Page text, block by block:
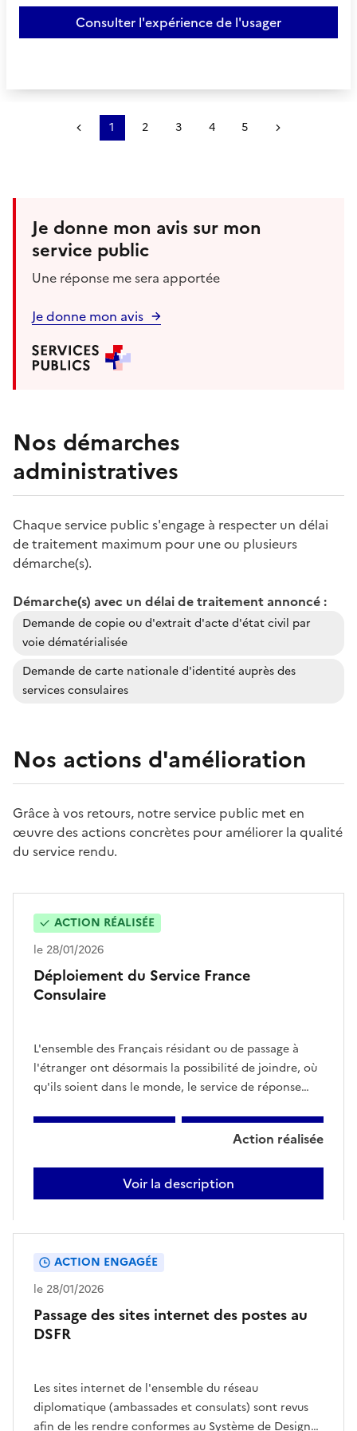
Consulter l'expérience de l'usager
Précédent
1 2 3 4 5
Je donne mon avis sur mon
service public
Une réponse me sera apportée
Je donne mon avis
Nos démarches
administratives
Chaque service public s'engage à respecter un délai
de traitement maximum pour une ou plusieurs
démarche(s).
Démarche(s) avec un délai de traitement annoncé :
Demande de copie ou d'extrait d'acte d'état civil par
voie dématérialisée
Demande de carte nationale d'identité auprès des
services consulaires
Nos actions d'amélioration
Grâce à vos retours, notre service public met en
œuvre des actions concrètes pour améliorer la qualité
du service rendu.
Déploiement du Service France
Consulaire
L'ensemble des Français résidant ou de passage à
l'étranger ont désormais la possibilité de joindre, où
qu'ils soient dans le monde, le service de réponse
fonction du pays, cela peut être un numéro de
téléphone, au prix d’un appel local, une page web
pour faire un appel via internet, une page web
d’inscription pour une demande de rappel, ou un
numéro en France (à coût international pour
ACTION RÉALISÉE
le 28/01/2026
Action réalisée
Voir la description
Déploiement
Service
Passage des sites internet des postes au
DSFR
Les sites internet de l'ensemble du réseau
diplomatique (ambassades et consulats) sont revus
afin de les rendre conformes au Système de Design
ACTION ENGAGÉE
le 28/01/2026